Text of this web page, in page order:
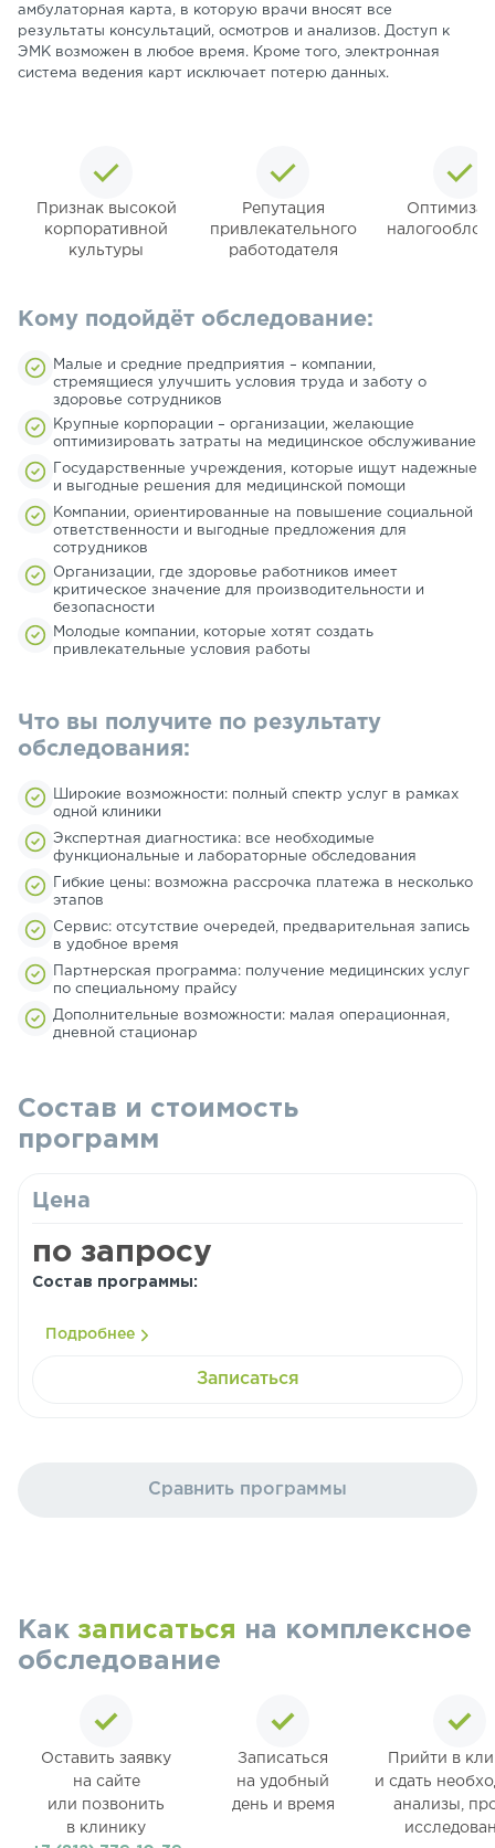
амбулаторная карта, в которую врачи вносят все
результаты консультаций, осмотров и анализов. Доступ к
ЭМК возможен в любое время. Кроме того, электронная
система ведения карт исключает потерю данных.
Признак высокой
корпоративной
культуры
Репутация
привлекательного
работодателя
Кому подойдёт обследование:
Малые и средние предприятия – компании,
стремящиеся улучшить условия труда и заботу о
здоровье сотрудников
Крупные корпорации – организации, желающие
оптимизировать затраты на медицинское обслуживание
Государственные учреждения, которые ищут надежные
и выгодные решения для медицинской помощи
Компании, ориентированные на повышение социальной
ответственности и выгодные предложения для
сотрудников
Организации, где здоровье работников имеет
критическое значение для производительности и
безопасности
Молодые компании, которые хотят создать
привлекательные условия работы
Что вы получите по результату
обследования:
Широкие возможности: полный спектр услуг в рамках
одной клиники
Экспертная диагностика: все необходимые
функциональные и лабораторные обследования
Гибкие цены: возможна рассрочка платежа в несколько
этапов
Сервис: отсутствие очередей, предварительная запись
в удобное время
Партнерская программа: получение медицинских услуг
по специальному прайсу
Дополнительные возможности: малая операционная,
дневной стационар
Состав и стоимость
программ
Цена
по запросу
Состав программы:
Подробнее
Записаться
Сравнить программы
Как записаться на комплексное
обследование
Оставить заявку
на сайте
или позвонить
в клинику
Записаться
на удобный
день и время
Прийти в
и сдать
анализы,